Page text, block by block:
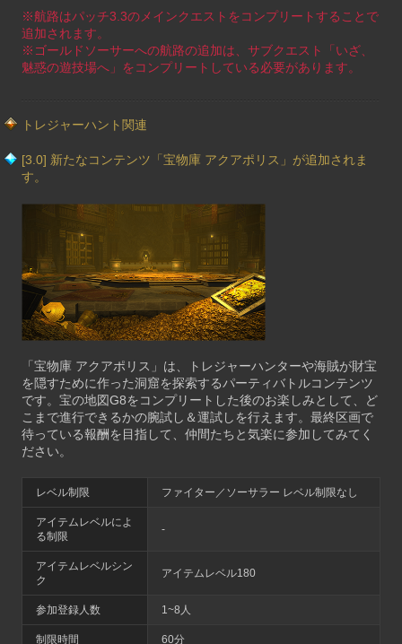
※航路はパッチ3.3のメインクエストをコンプリートすることで
追加されます。
※ゴールドソーサーへの航路の追加は、サブクエスト「いざ、
魅惑の遊技場へ」をコンプリートしている必要があります。
トレジャーハント関連
[3.0] 新たなコンテンツ「宝物庫 アクアポリス」が追加されま
す。
「宝物庫 アクアポリス」は、トレジャーハンターや海賊が財宝
を隠すために作った洞窟を探索するパーティバトルコンテンツ
です。宝の地図G8をコンプリートした後のお楽しみとして、ど
こまで進行できるかの腕試し＆運試しを行えます。最終区画で
待っている報酬を目指して、仲間たちと気楽に参加してみてく
ださい。
レベル制限 ファイター／ソーサラー レベル制限なし
アイテムレベルによ
る制限
-
アイテムレベルシン
ク
アイテムレベル180
参加登録人数 1~8人
制限時間 60分